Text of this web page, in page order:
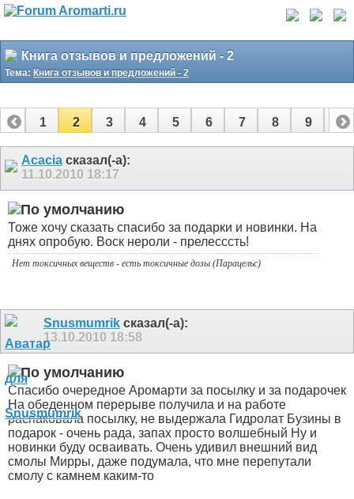
Книга отзывов и предложений - 2
Тема: Книга отзывов и предложений - 2
1 2 3 4 5 6 7 8 9 10
13
Acacia сказал(-а):
11.10.2010 18:17
Тоже хочу сказать спасибо за подарки и новинки. На
днях опробую. Воск нероли - прелесссть!
Нет токсичных веществ - есть токсичные дозы (Парацельс)
Snusmumrik сказал(-а):
13.10.2010 18:58
Спасибо очередное Аромарти за посылку и за подарочек
На обеденном перерыве получила и на работе
распаковала посылку, не выдержала Гидролат Бузины в
подарок - очень рада, запах просто волшебный Ну и
новинки буду осваивать. Очень удивил внешний вид
смолы Мирры, даже подумала, что мне перепутали
смолу с камнем каким-то